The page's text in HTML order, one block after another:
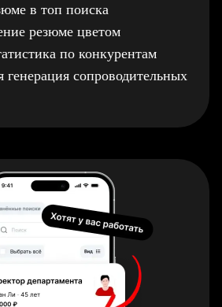
в топ поиска
резюме цветом
по конкурентам
генерация сопроводительных